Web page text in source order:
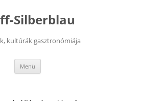
Silberblau
kultúrák gasztronómiája
Menü